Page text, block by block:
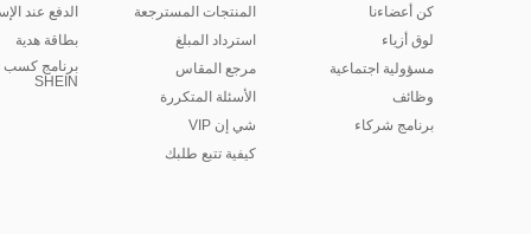
كن أعضاءنا
لوق أزياء
مسؤولية اجتماعية
وظائف
برنامج شركاء
المنتجات المسترجعة
استرداد المبلغ
مرجع المقاس
الأسئلة المتكررة
شي إن VIP
كيفية تتبع طلبك
الدفع عند
بطاقة هدية
برنامج كسب
SHEIN